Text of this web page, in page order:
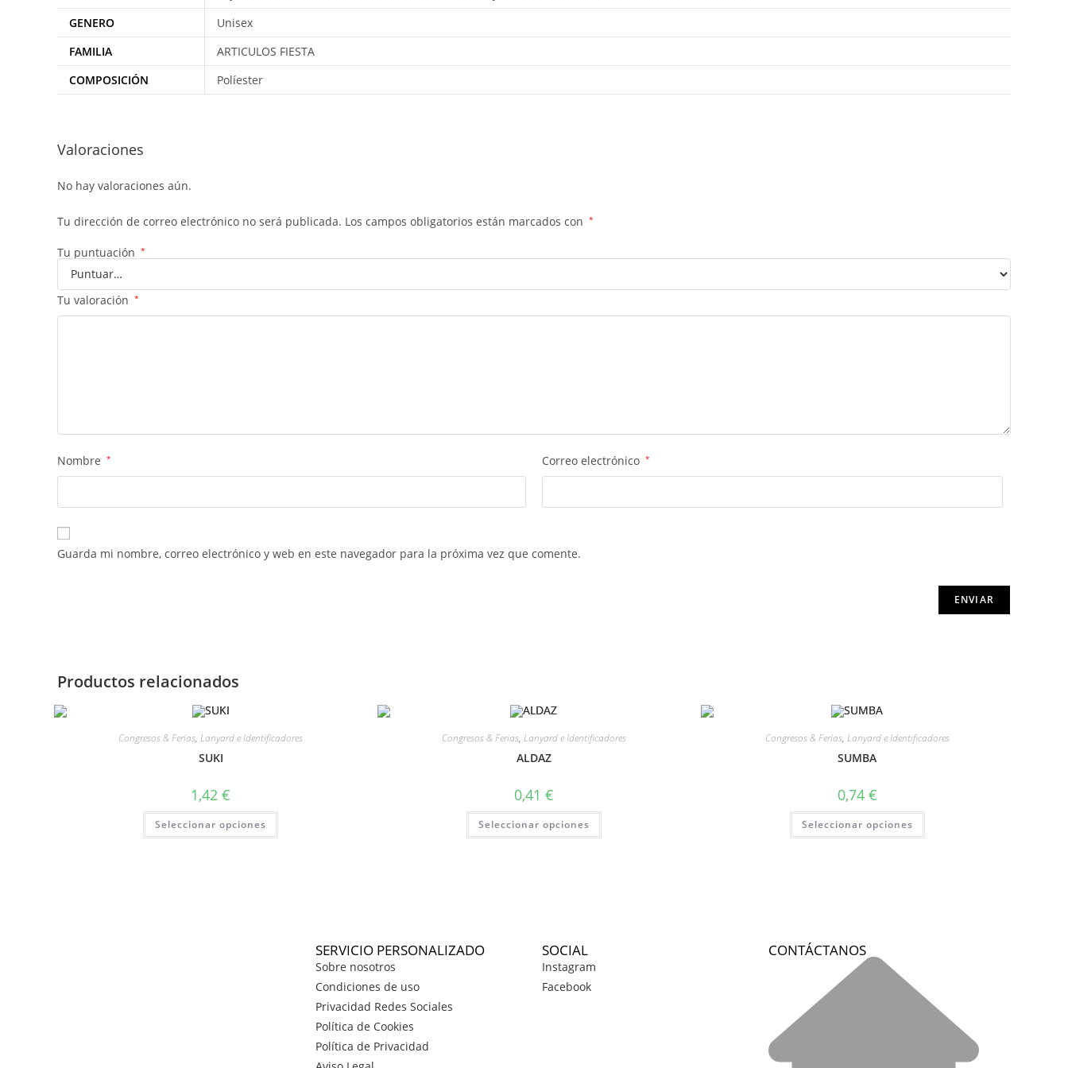
GENERO
Unisex
FAMILIA
ARTICULOS FIESTA
COMPOSICIÓN
Políester
Valoraciones
No hay valoraciones aún.
Tu dirección de correo electrónico no será publicada. Los campos obligatorios están marcados con *
Tu puntuación *
Tu valoración *
Nombre * Correo electrónico *
Guarda mi nombre, correo electrónico y web en este navegador para la próxima vez que comente.
Productos relacionados
Congresos & Ferias,Lanyard e Identificadores
SUKI
1,42€
Seleccionar opciones
Congresos & Ferias, Lanyard e Identificadores
ALDAZ
0,41 €
Seleccionar opciones
Congresos & Ferias, Lanyard e Identificadores
SUMBA
0,74 €
Seleccionar opciones
SERVICIO PERSONALIZADO
Sobre nosotros
Condiciones de uso
Privacidad Redes Sociales
Política de Cookies
Política de Privacidad
SOCIAL
Instagram
Facebook
CONTÁCTANOS